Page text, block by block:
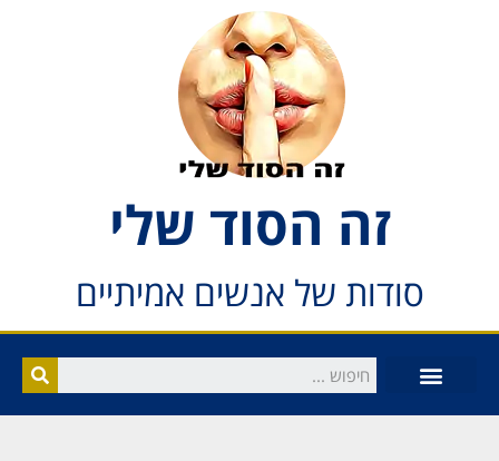
זה הסוד שלי
סודות של אנשים אמיתיים